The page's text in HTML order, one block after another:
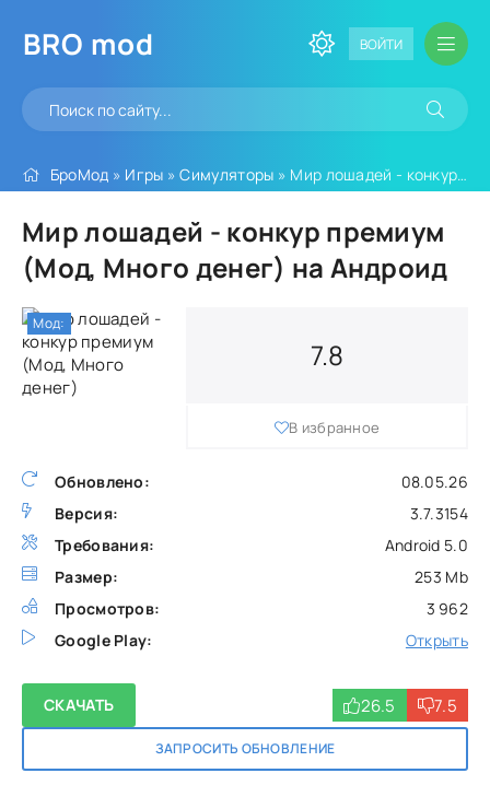
BRO mod ВОЙТИ
БроМод » Игры »Симуляторы » Мир лошадей - конкур премиум (Мод, Много денег)
Мир лошадей - конкур премиум
(Мод, Много денег) на Андроид
Обновлено:
08.05.26
Версия:
3.7.3154
Требования:
Android 5.0
Размер:
253 Mb
Просмотров:
3 962
Google Play:
Открыть
7.8
В избранное
СКАЧАТЬ
ЗАПРОСИТЬ ОБНОВЛЕНИЕ
26.5 7.5
Мод: